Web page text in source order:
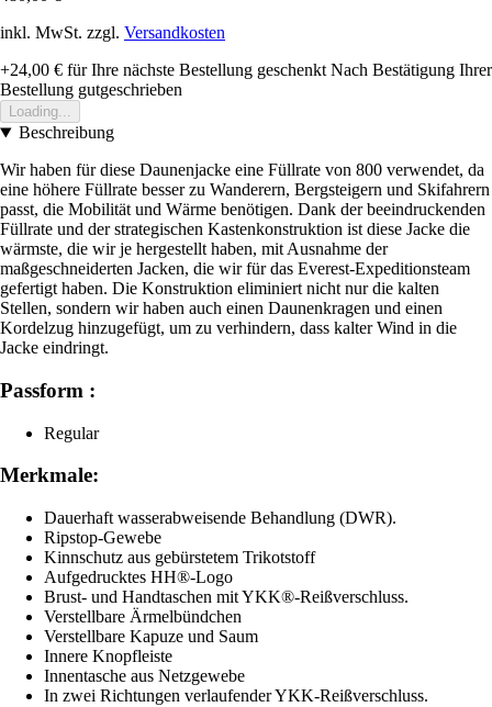
inkl. MwSt. zzgl. Versandkosten
+24,00 € für Ihre nächste Bestellung geschenkt Nach Bestätigung Ihrer
Bestellung gutgeschrieben
Loading...
Beschreibung
Wir haben für diese Daunenjacke eine Füllrate von 800 verwendet, da
eine höhere Füllrate besser zu Wanderern, Bergsteigern und Skifahrern
passt, die Mobilität und Wärme benötigen. Dank der beeindruckenden
Füllrate und der strategischen Kastenkonstruktion ist diese Jacke die
wärmste, die wir je hergestellt haben, mit Ausnahme der
maßgeschneiderten Jacken, die wir für das Everest-Expeditionsteam
gefertigt haben. Die Konstruktion eliminiert nicht nur die kalten
Stellen, sondern wir haben auch einen Daunenkragen und einen
Kordelzug hinzugefügt, um zu verhindern, dass kalter Wind in die
Jacke eindringt.
Passform :
Regular
Merkmale:
Dauerhaft wasserabweisende Behandlung (DWR).
Ripstop-Gewebe
Kinnschutz aus gebürstetem Trikotstoff
Aufgedrucktes HH®-Logo
Brust- und Handtaschen mit YKK®-Reißverschluss.
Verstellbare Ärmelbündchen
Verstellbare Kapuze und Saum
Innere Knopfleiste
Innentasche aus Netzgewebe
In zwei Richtungen verlaufender YKK-Reißverschluss.